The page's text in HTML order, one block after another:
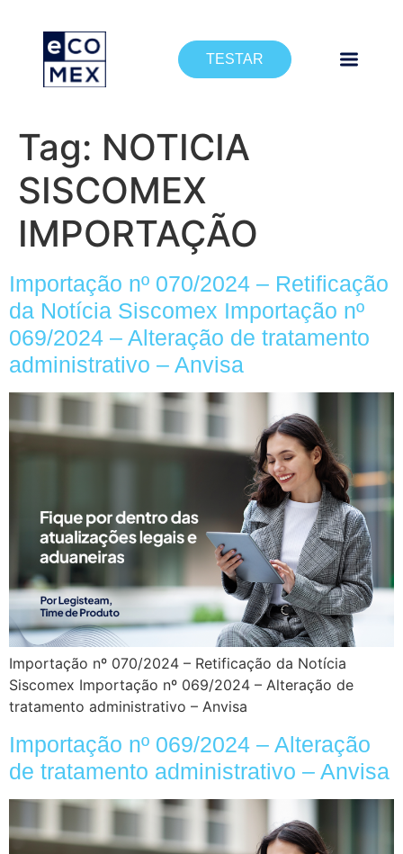
TESTAR
Tag: NOTICIA
SISCOMEX
IMPORTAÇÃO
Importação nº 070/2024 – Retificação
da Notícia Siscomex Importação nº
069/2024 – Alteração de tratamento
administrativo – Anvisa
Importação nº 070/2024 – Retificação da Notícia
Siscomex Importação nº 069/2024 – Alteração de
tratamento administrativo – Anvisa
Importação nº 069/2024 – Alteração
de tratamento administrativo – Anvisa